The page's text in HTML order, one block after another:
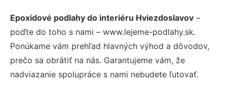
Epoxidové podlahy do interiéru Hviezdoslavov –
poďte do toho s nami – www.lejeme-podlahy.sk.
Ponúkame vám prehľad hlavných výhod a dôvodov,
prečo sa obrátiť na nás. Garantujeme vám, že
nadviazanie spolupráce s nami nebudete ľutovať.